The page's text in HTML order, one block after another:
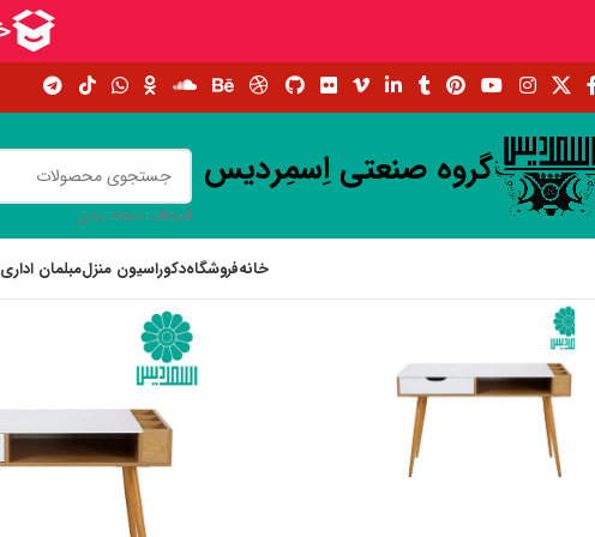
گروه صنعتی اِسمِردیس
انتخاب دسته بندی
خانهفروشگاهدکوراسیون منزلمبلمان اداری